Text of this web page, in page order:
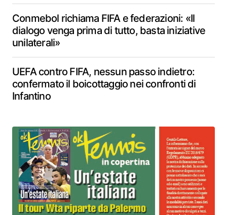
Conmebol richiama FIFA e federazioni: «Il
dialogo venga prima di tutto, basta iniziative
unilaterali»
UEFA contro FIFA, nessun passo indietro:
confermato il boicottaggio nei confronti di
Infantino